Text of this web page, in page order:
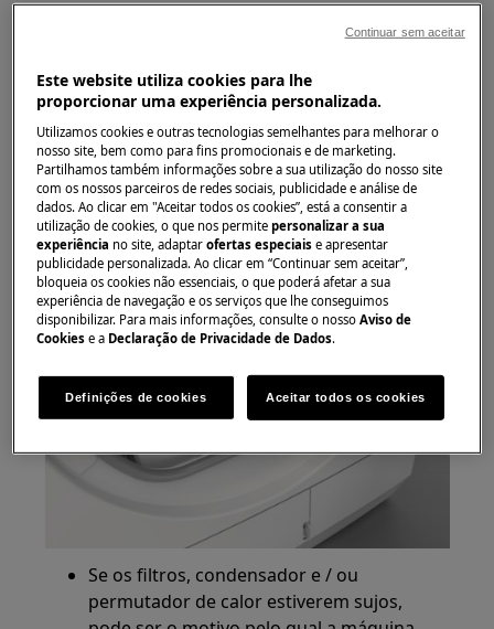
de secagem.
Selecione o programa de secagem correto
tambor.
Verifique se os filtros estão limpos.
Consulta o artigo:Limpeza dos filtros e do
condensador da máquina de secar roupa.
Se os filtros, condensador e / ou
permutador de calor estiverem sujos,
Este website utiliza cookies para lhe
proporcionar uma experiência personalizada.
Utilizamos cookies e outras tecnologias semelhantes para melhorar o
nosso site, bem como para fins promocionais e de marketing.
Partilhamos também informações sobre a sua utilização do nosso site
com os nossos parceiros de redes sociais, publicidade e análise de
dados. Ao clicar em "Aceitar todos os cookies”, está a consentir a
utilização de cookies, o que nos permitepersonalizar a sua
experiência no site, adaptarofertas especiaise apresentar
publicidade personalizada. Ao clicar em “Continuar sem aceitar”,
bloqueia os cookies não essenciais, o que poderá afetar a sua
experiência de navegação e os serviços que lhe conseguimos
disponibilizar. Para mais informações, consulte o nossoAviso de
Cookies e a Declaração de Privacidade de Dados.
Definições de cookies Aceitar todos os cookies
Continuar sem aceitar